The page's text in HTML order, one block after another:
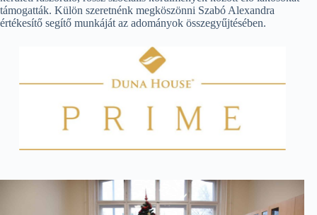
támogatták. Külön szeretnénk megköszönni Szabó Alexandra
értékesítő segítő munkáját az adományok összegyűjtésében.